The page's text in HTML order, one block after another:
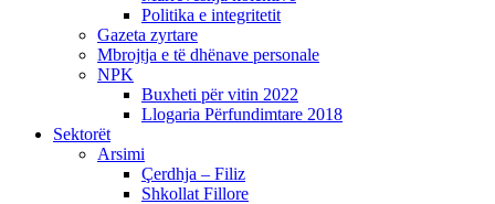
Politika e integritetit
Gazeta zyrtare
Mbrojtja e të dhënave personale
NPK
Buxheti për vitin 2022
Llogaria Përfundimtare 2018
Sektorët
Arsimi
Çerdhja – Filiz
Shkollat Fillore